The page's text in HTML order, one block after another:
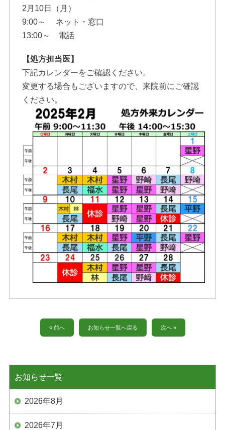
2月10日（月）
9:00～ ネット・窓口
13:00～ 電話
【処方担当医】
下記カレンダーをご確認ください。
変更する場合もございますので、来院前にご確認
ください。
« 前へ お知らせ一覧へ戻る 次へ »
お知らせ一覧
2026年8月
2026年7月